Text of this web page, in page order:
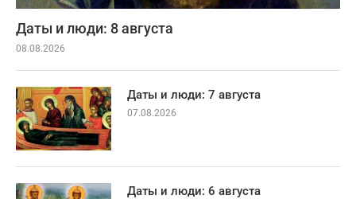
Даты и люди: 8 августа
08.08.2026
Даты и люди: 7 августа
07.08.2026
Даты и люди: 6 августа